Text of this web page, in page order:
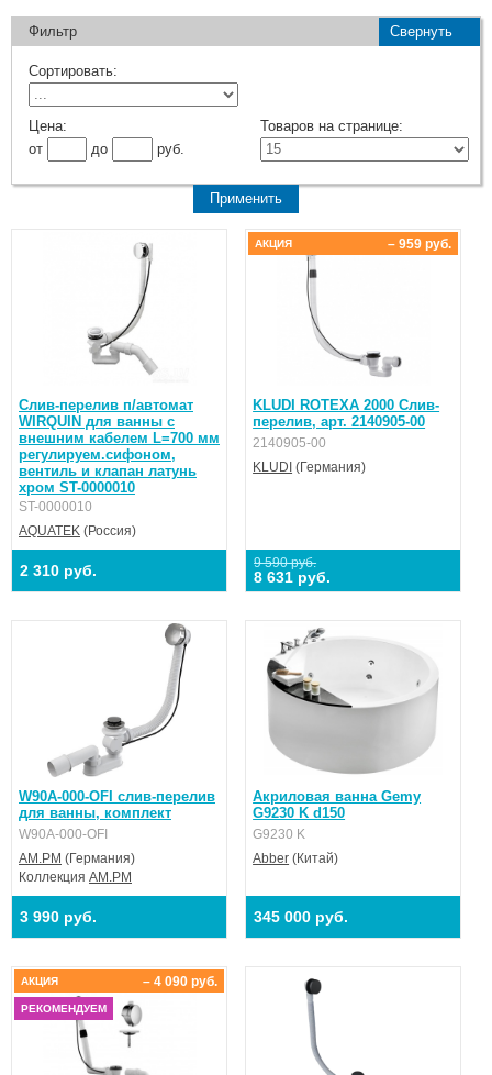
Фильтр Свернуть
Сортировать:
Цена:
от
до руб.
Товаров на странице:
Слив-перелив п/автомат
WIRQUIN для ванны с
внешним кабелем L=700 мм
регулируем.сифоном,
вентиль и клапан латунь
хром ST-0000010
ST-0000010
AQUATEK (Россия)
2 310 руб.
KLUDI ROTEXA 2000 Слив-
перелив, арт. 2140905-00
2140905-00
KLUDI (Германия)
9 590 руб.
8 631 руб.
– 959 руб.
АКЦИЯ
W90A-000-OFI слив-перелив
для ванны, комплект
W90A-000-OFI
AM.PM (Германия)
Коллекция AM.PM
3 990 руб.
Акриловая ванна Gemy
G9230 K d150
G9230 K
Abber (Китай)
345 000 руб.
– 4 090 руб.
АКЦИЯ
РЕКОМЕНДУЕМ